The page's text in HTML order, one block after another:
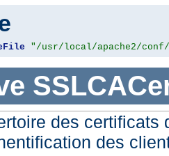
"/usr/local/apache2/
des certificats
des